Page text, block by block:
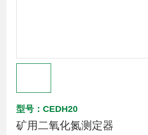
型号：CEDH20
矿用二氧化氮测定器